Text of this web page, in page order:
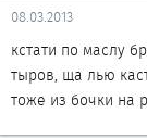
08.03.2013
кстати по маслу
тыров, ща лью
тоже из бочки на